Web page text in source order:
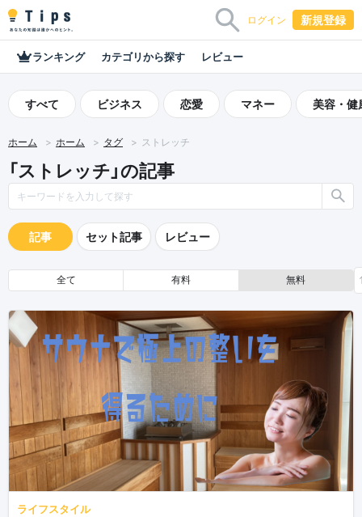
ログイン 新規登録
ランキング カテゴリから探す レビュー
すべて ビジネス 恋愛 マネー 美容・健
ホーム ホーム タグ ストレッチ
「ストレッチ」の記事
記事 セット記事 レビュー
全て 有料 無料
ライフスタイル